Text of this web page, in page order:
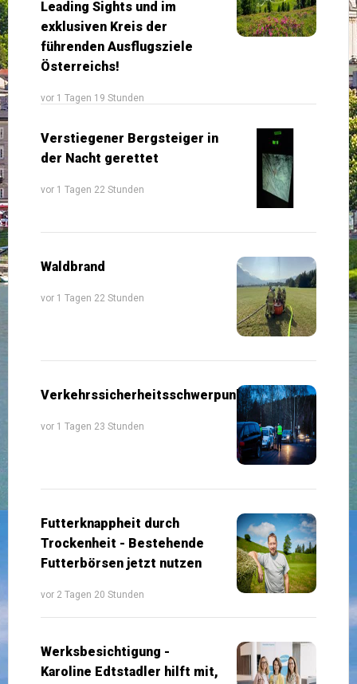
Leading Sights und im
exklusiven Kreis der
führenden Ausflugsziele
Österreichs!
vor 1 Tagen 19 Stunden
Verstiegener Bergsteiger in
der Nacht gerettet
vor 1 Tagen 22 Stunden
Waldbrand
vor 1 Tagen 22 Stunden
Verkehrssicherheitsschwerpunkte
vor 1 Tagen 23 Stunden
Futterknappheit durch
Trockenheit - Bestehende
Futterbörsen jetzt nutzen
vor 2 Tagen 20 Stunden
Werksbesichtigung -
Karoline Edtstadler hilft mit,